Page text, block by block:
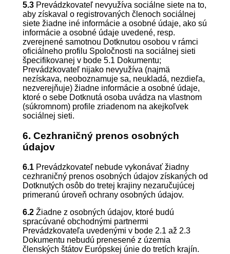
5.3Prevádzkovateľ nevyužíva sociálne siete na to,
aby získaval o registrovaných členoch sociálnej
siete žiadne iné informácie a osobné údaje, ako sú
informácie a osobné údaje uvedené, resp.
zverejnené samotnou Dotknutou osobou v rámci
oficiálneho profilu Spoločnosti na sociálnej sieti
špecifikovanej v bode 5.1 Dokumentu;
Prevádzkovateľ nijako nevyužíva (najmä
nezískava, neoboznamuje sa, neukladá, nezdieľa,
nezverejňuje) žiadne informácie a osobné údaje,
ktoré o sebe Dotknutá osoba uvádza na vlastnom
(súkromnom) profile zriadenom na akejkoľvek
sociálnej sieti.
6. Cezhraničný prenos osobných
údajov
6.1Prevádzkovateľ nebude vykonávať žiadny
cezhraničný prenos osobných údajov získaných od
Dotknutých osôb do tretej krajiny nezaručujúcej
primeranú úroveň ochrany osobných údajov.
6.2Žiadne z osobných údajov, ktoré budú
spracúvané obchodnými partnermi
Prevádzkovateľa uvedenými v bode 2.1 až 2.3
Dokumentu nebudú prenesené z územia
členských štátov Európskej únie do tretích krajín.